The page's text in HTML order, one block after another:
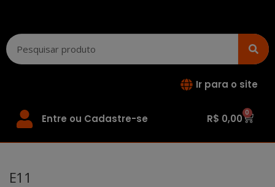
Ir para o site
Entre ou Cadastre-se R$ 0,00 0
E11